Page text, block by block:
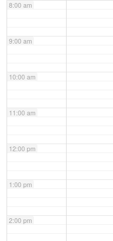
8:00 am
9:00 am
10:00 am
11:00 am
12:00 pm
1:00 pm
2:00 pm